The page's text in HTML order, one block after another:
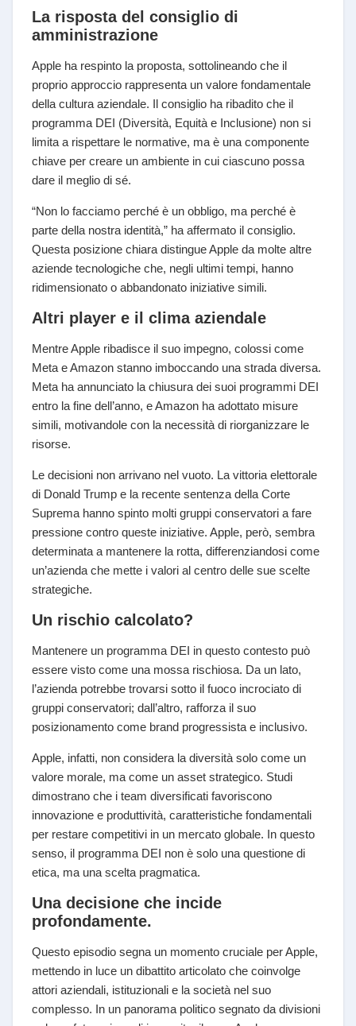
La risposta del consiglio di
amministrazione
Apple ha respinto la proposta, sottolineando che il
proprio approccio rappresenta un valore fondamentale
della cultura aziendale. Il consiglio ha ribadito che il
programma DEI (Diversità, Equità e Inclusione) non si
limita a rispettare le normative, ma è una componente
chiave per creare un ambiente in cui ciascuno possa
dare il meglio di sé.
“Non lo facciamo perché è un obbligo, ma perché è
parte della nostra identità,” ha affermato il consiglio.
Questa posizione chiara distingue Apple da molte altre
aziende tecnologiche che, negli ultimi tempi, hanno
ridimensionato o abbandonato iniziative simili.
Altri player e il clima aziendale
Mentre Apple ribadisce il suo impegno, colossi come
Meta e Amazon stanno imboccando una strada diversa.
Meta ha annunciato la chiusura dei suoi programmi DEI
entro la fine dell’anno, e Amazon ha adottato misure
simili, motivandole con la necessità di riorganizzare le
risorse.
Le decisioni non arrivano nel vuoto. La vittoria elettorale
di Donald Trump e la recente sentenza della Corte
Suprema hanno spinto molti gruppi conservatori a fare
pressione contro queste iniziative. Apple, però, sembra
determinata a mantenere la rotta, differenziandosi come
un’azienda che mette i valori al centro delle sue scelte
strategiche.
Un rischio calcolato?
Mantenere un programma DEI in questo contesto può
essere visto come una mossa rischiosa. Da un lato,
l’azienda potrebbe trovarsi sotto il fuoco incrociato di
gruppi conservatori; dall’altro, rafforza il suo
posizionamento come brand progressista e inclusivo.
Apple, infatti, non considera la diversità solo come un
valore morale, ma come un asset strategico. Studi
dimostrano che i team diversificati favoriscono
innovazione e produttività, caratteristiche fondamentali
per restare competitivi in un mercato globale. In questo
senso, il programma DEI non è solo una questione di
etica, ma una scelta pragmatica.
Una decisione che incide
profondamente.
Questo episodio segna un momento cruciale per Apple,
mettendo in luce un dibattito articolato che coinvolge
attori aziendali, istituzionali e la società nel suo
complesso. In un panorama politico segnato da divisioni